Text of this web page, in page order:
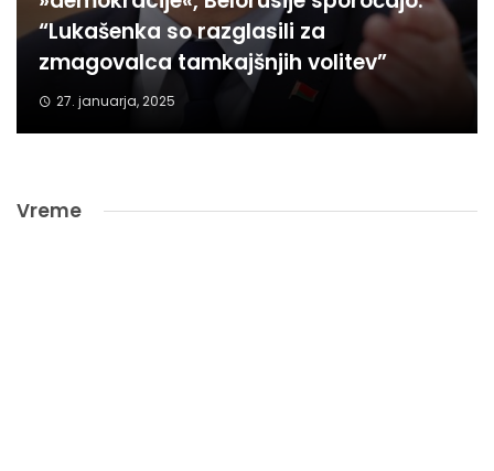
“Lukašenka so razglasili za
zmagovalca tamkajšnjih volitev”
27. januarja, 2025
Vreme